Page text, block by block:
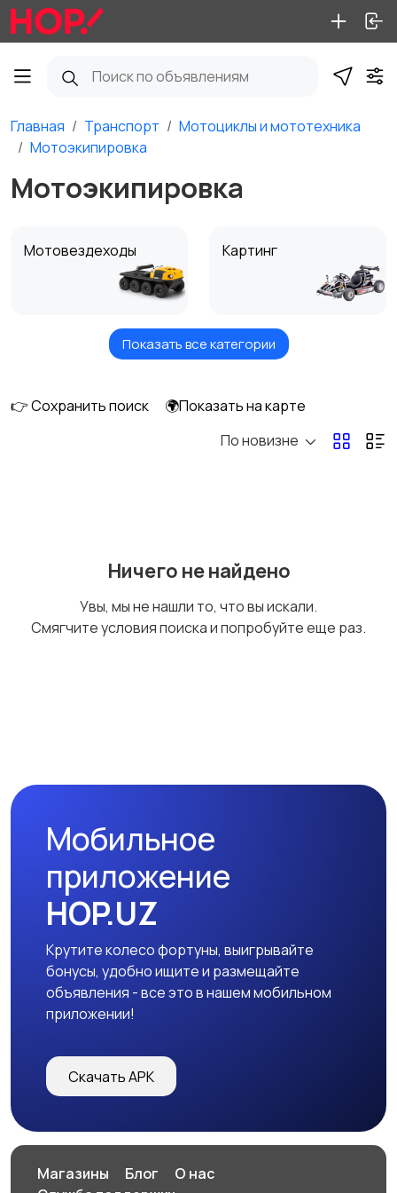
Главная Транспорт
Мотоциклы и мототехника
Мотоэкипировка
Мотоэкипировка
Мотовездеходы Картинг
Квадроциклы и багги Мопеды и скутеры
Показать все категории
👉 Сохранить поиск
🌍Показать на карте
По новизне
Ничего не найдено
Увы, мы не нашли то, что вы искали.
Смягчите условия поиска и попробуйте еще раз.
Мобильное
приложение
HOP.UZ
Крутите колесо фортуны, выигрывайте
бонусы, удобно ищите и размещайте
объявления - все это в нашем мобильном
приложении!
Скачать APK
Магазины Блог
О нас